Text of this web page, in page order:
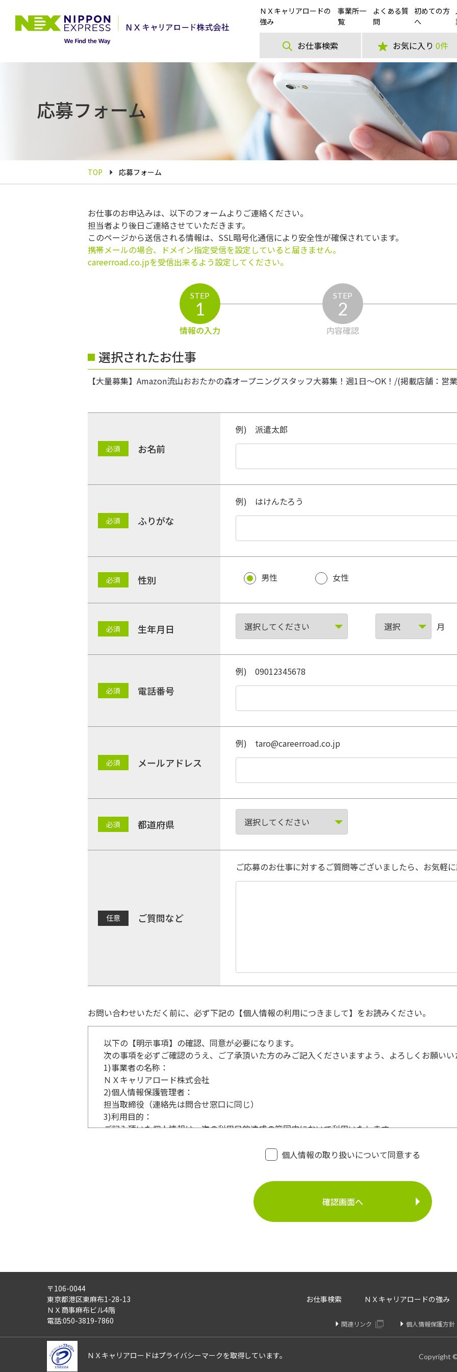
ＮＸキャリアロードの
強み
事業所一
覧
よくある質
問
初めての方
へ
お仕事検索 お気に入り 0件
応募フォーム
TOP 応募フォーム
お仕事のお申込みは、以下のフォームよりご連絡ください。
担当者より後日ご連絡させていただきます。
このページから送信される情報は、SSL暗号化通信により安全性が確保されています。
携帯メールの場合、ドメイン指定受信を設定していると届きません。
careerroad.co.jpを受信出来るよう設定してください。
STEP
1
情報の入力
STEP
2
内容確認
選択されたお仕事
【大量募集】Amazon流山おおたかの森オープニングスタッフ大募集！週1日～OK！/(掲載店舗：営
お名前
例) 派遣太郎
ふりがな
例) はけんたろう
性別 男性 女性
生年月日 月
電話番号
例) 09012345678
メールアドレス
例) taro@careerroad.co.jp
都道府県
ご質問など
ご応募のお仕事に対するご質問等ございましたら、お気軽
お問い合わせいただく前に、必ず下記の【個人情報の利用につきまして】をお読みください。
以下の【明示事項】の確認、同意が必要になります。
次の事項を必ずご確認のうえ、ご了承頂いた方のみご記入くださいますよう、よろしくお願いい
1)事業者の名称：
ＮＸキャリアロード株式会社
2)個人情報保護管理者：
担当取締役（連絡先は問合せ窓口に同じ）
3)利用目的：
ご記入頂いた個人情報は、次の利用目的達成の範囲内において利用いたします。
・登録面接に関するご連絡のため
・お問い合わせへのご対応
・お問い合わせ履歴の管理
・サービス向上のための検討資料作成等
ご記入頂いた個人情報について、開示を請求することができます。
また、ご記入頂いた個人情報に誤りや変更があった場合は訂正、追加、削除を請求することがで
さらにまた、個人情報の利用停止、消去、または第三者提供停止を請求することが出来ます。
これらの請求は、次の窓口にて受け付けております。
個人情報の取り扱いについて同意する
〒106-0044
東京都港区東麻布1-28-13
ＮＸ商事麻布ビル4階
電話:050-3819-7860
お仕事検索 ＮＸキャリアロードの強み
関連リンク 個人情報保護方針
ＮＸキャリアロードはプライバシーマークを取得しています。 Copyright